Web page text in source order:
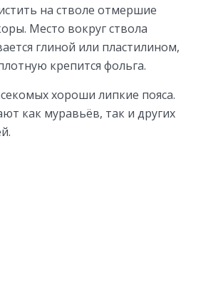
на стволе отмершие
Место вокруг ствола
глиной или пластилином,
крепится фольга.
хороши липкие пояса.
как муравьёв, так и других